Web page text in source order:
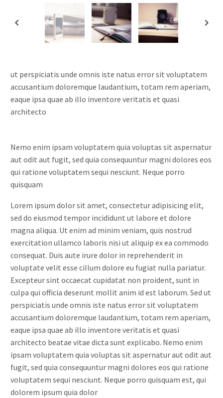
ut perspiciatis unde omnis iste natus error sit voluptatem
accusantium doloremque laudantium, totam rem aperiam,
eaque ipsa quae ab illo inventore veritatis et quasi
architecto
Nemo enim ipsam voluptatem quia voluptas sit aspernatur
aut odit aut fugit, sed quia consequuntur magni dolores eos
qui ratione voluptatem sequi nesciunt. Neque porro
quisquam
Lorem ipsum dolor sit amet, consectetur adipisicing elit,
sed do eiusmod tempor incididunt ut labore et dolore
magna aliqua. Ut enim ad minim veniam, quis nostrud
exercitation ullamco laboris nisi ut aliquip ex ea commodo
consequat. Duis aute irure dolor in reprehenderit in
voluptate velit esse cillum dolore eu fugiat nulla pariatur.
Excepteur sint occaecat cupidatat non proident, sunt in
culpa qui officia deserunt mollit anim id est laborum. Sed ut
perspiciatis unde omnis iste natus error sit voluptatem
accusantium doloremque laudantium, totam rem aperiam,
eaque ipsa quae ab illo inventore veritatis et quasi
architecto beatae vitae dicta sunt explicabo. Nemo enim
ipsam voluptatem quia voluptas sit aspernatur aut odit aut
fugit, sed quia consequuntur magni dolores eos qui ratione
voluptatem sequi nesciunt. Neque porro quisquam est, qui
dolorem ipsum quia dolor